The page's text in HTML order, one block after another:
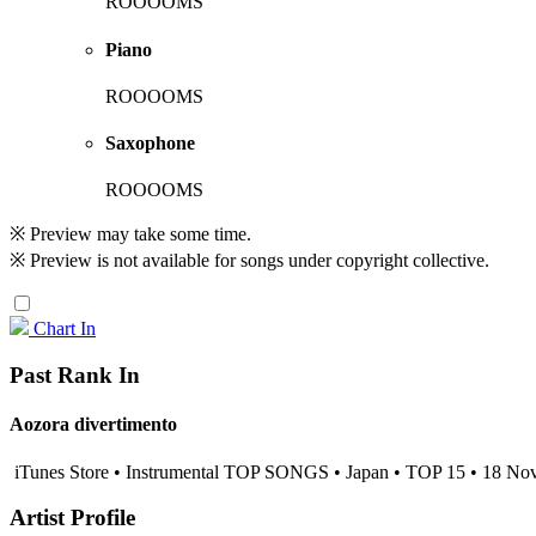
Piano
ROOOOMS
Saxophone
ROOOOMS
※ Preview may take some time.
※ Preview is not available for songs under copyright collective.
Chart In
Past Rank In
Aozora divertimento
iTunes Store • Instrumental TOP SONGS • Japan • TOP 15 • 18
Artist Profile